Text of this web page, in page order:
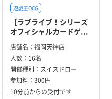
遊戯王OCG
【ラブライブ！シリーズ
オフィシャルカードゲ...
店舗名： 福岡天神店
人数： 16名
開催種別： スイスドロー
参加料： 300円
10分前からの受付です